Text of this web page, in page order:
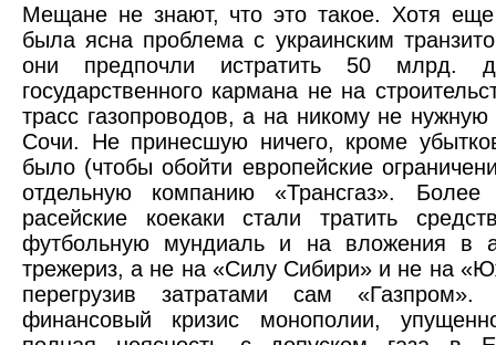
Мещане не знают, что это такое. Хотя
была ясна проблема с украинским
они предпочли истратить 50 млрд.
государственного кармана не на
трасс газопроводов, а на никому не
Сочи. Не принесшую ничего, кроме
было (чтобы обойти европейские
отдельную компанию «Трансгаз». Более
расейские коекаки стали тратить
футбольную мундиаль и на вложения в
трежериз, а не на «Силу Сибири» и не на
перегрузив затратами сам
финансовый кризис монополии,